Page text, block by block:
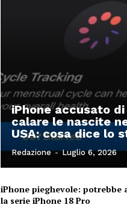
iPhone accusato
calare le nascite
USA: cosa dice lo
Redazione - Luglio 6, 2026
iPhone pieghevole: potrebbe
la serie iPhone 18 Pro